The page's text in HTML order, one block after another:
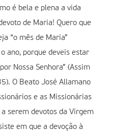
é bela e plena a vida
de Maria! Quero que
“o mês de Maria”
ano, porque deveis estar
Nossa Senhora” (Assim
O Beato José Allamano
e as Missionárias
a serem devotos da Virgem
em que a devoção à